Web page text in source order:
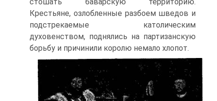
Крестьяне, озлоб­ленные разбоем шведов и
подстрекаемые католиче­ским
духовенством, поднялись на партизанскую
борь­бу и причинили королю немало хлопот.